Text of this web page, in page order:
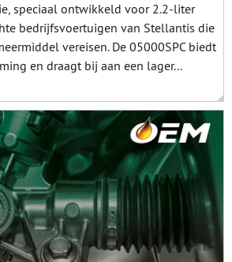
speciaal ontwikkeld voor 2.2-liter
bedrijfsvoertuigen van Stellantis die
vereisen. De 05000SPC biedt
en draagt bij aan een lager...